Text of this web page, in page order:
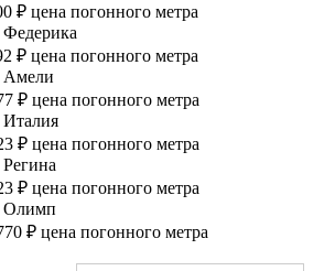
₽ цена погонного метра
₽ цена погонного метра
Амели
₽ цена погонного метра
₽ цена погонного метра
₽ цена погонного метра
Олимп
₽ цена погонного метра